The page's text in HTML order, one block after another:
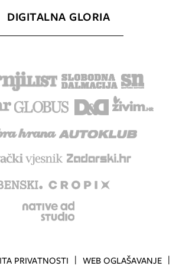
DIGITALNA GLORIA
PRIVATNOSTI WEB OGLAŠAVANJE